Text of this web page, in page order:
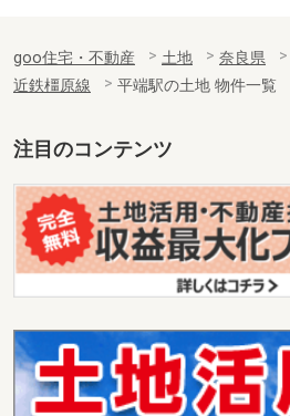
goo住宅・不動産 土地 奈良県
近鉄橿原線
平端駅の土地 物件一覧
注目のコンテンツ